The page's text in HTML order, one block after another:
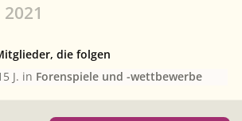
die folgen
5 J. in Forenspiele und -wettbewerbe